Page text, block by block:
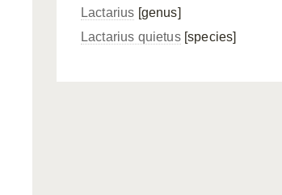
Lactarius [genus]
Lactarius quietus[species]